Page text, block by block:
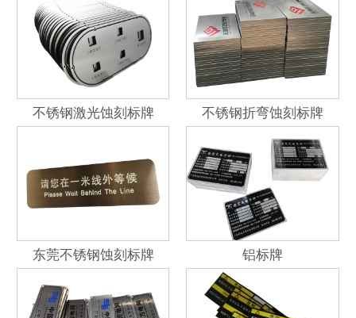
不锈钢激光蚀刻标牌 不锈钢折弯蚀刻标牌
东莞不锈钢蚀刻标牌 铝标牌